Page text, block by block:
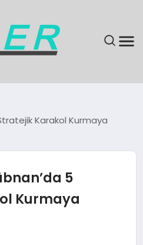
Karakol Kurmaya
5
Kurmaya